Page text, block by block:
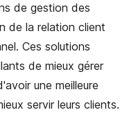
de gestion des
de la relation client
Ces solutions
de mieux gérer
une meilleure
servir leurs clients.